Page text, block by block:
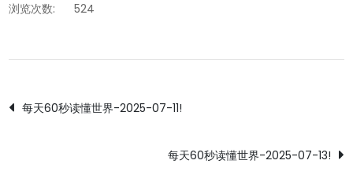
浏览次数: 524
文
每天60秒读懂世界-2025-07-11!
每天60秒读懂世界-2025-07-13!